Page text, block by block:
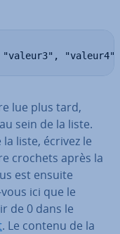
lue plus tard,
sein de la liste.
liste, écrivez le
crochets après la
est ensuite
ici que le
de 0 dans le
. Le contenu de la